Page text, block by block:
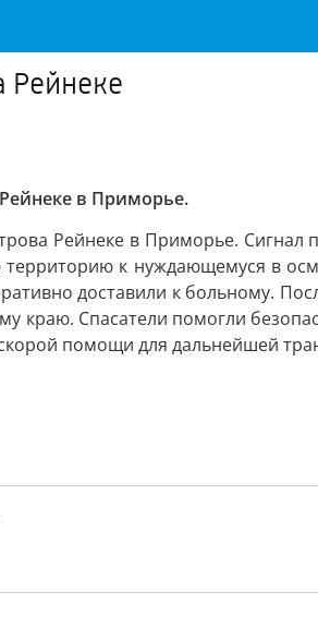
Рейнеке
в Приморье.
Рейнеке в Приморье. Сигнал
к нуждающемуся в
доставили к больному.
Спасатели помогли
помощи для дальнейшей